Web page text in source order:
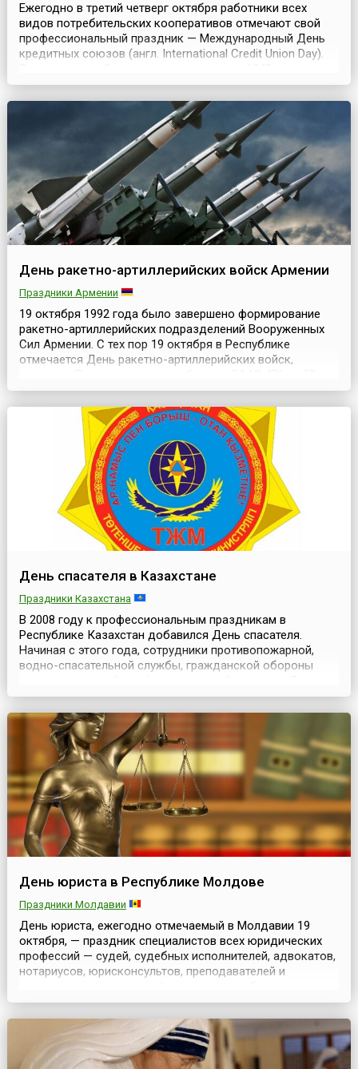
Ежегодно в третий четверг октября работники всех
видов потребительских кооперативов отмечают свой
профессиональный праздник — Международный День
кредитных союзов (англ. International Credit Union Day).
тех самых пор является поводом для проведения
многочисленных мероприятий: дней открытых дверей
кредитных союзов и филиалов, благотворительных а...
День ракетно-артиллерийских войск Армении
Праздники Армении
19 октября 1992 года было завершено формирование
ракетно-артиллерийских подразделений Вооруженных
Сил Армении. С тех пор 19 октября в Республике
отмечается День ракетно-артиллерийских войск,
октября 1993 года. В советское время в Армянской ССР
функционировали широко известные в Союзе
предприятия военно-промышленного комплекса,
которые, по некото...
День спасателя в Казахстане
Праздники Казахстана
В 2008 году к профессиональным праздникам в
Республике Казахстан добавился День спасателя.
Начиная с этого года, сотрудники противопожарной,
водно-спасательной службы, гражданской обороны
служба, связанная с предупреждением, а также
ликвидацией последствий чрезвычайных ситуаций
появилась в системе государственных органов
Республики Казахстан 19 ок...
День юриста в Республике Молдове
Праздники Молдавии
День юриста, ежегодно отмечаемый в Молдавии 19
октября, — праздник специалистов всех юридических
профессий — судей, судебных исполнителей, адвокатов,
нотариусов, юрисконсультов, преподавателей и
заведений, всех тех, кто стремится стать
юристом.Сегодня принимают поздравления
профессионалы юридического дела, на кого возложена
или будет возложена огромная...